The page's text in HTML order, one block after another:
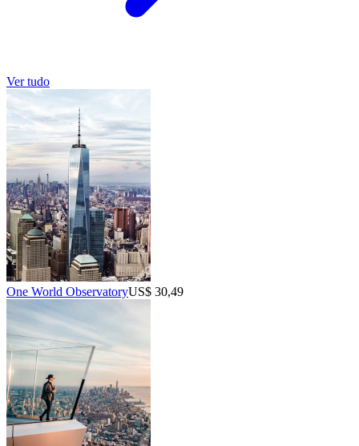
Ver tudo
One World ObservatoryUS$ 30,49